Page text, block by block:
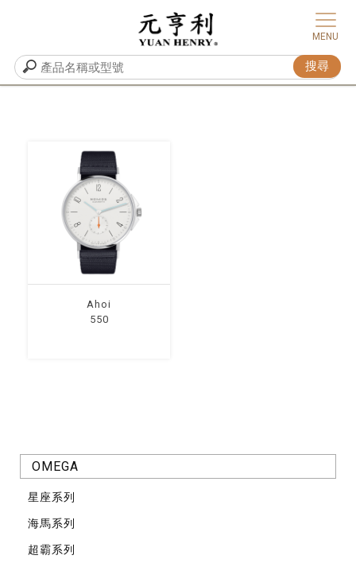
OMEGA
星座系列
海馬系列
超霸系列
Ahoi
550